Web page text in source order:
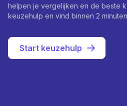
helpen je vergelijken en de beste
keuzehulp en vind binnen 2
Start keuzehulp